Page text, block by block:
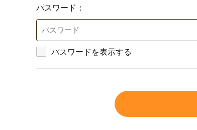
パスワード：
パスワードを表示する